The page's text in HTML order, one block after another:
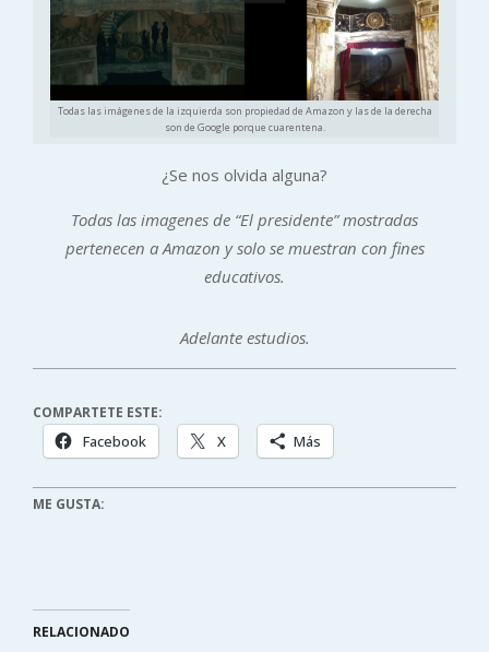
Todas las imágenes de la izquierda son propiedad de Amazon y las de la derecha
son de Google porque cuarentena.
¿Se nos olvida alguna?
Todas las imagenes de “El presidente” mostradas
pertenecen a Amazon y solo se muestran con fines
educativos.
Adelante estudios.
COMPARTETE ESTE:
Facebook X Más
ME GUSTA:
RELACIONADO